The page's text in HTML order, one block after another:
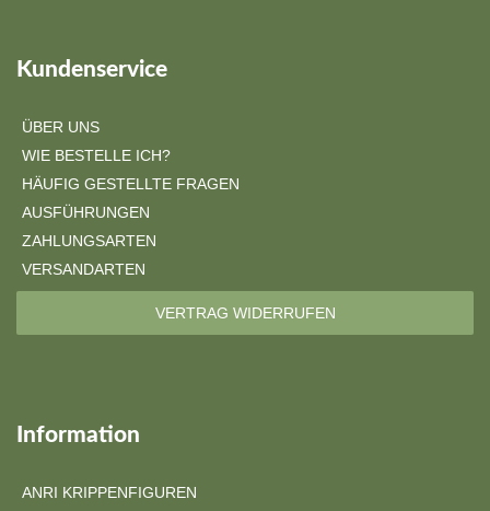
Kundenservice
ÜBER UNS
WIE BESTELLE ICH?
HÄUFIG GESTELLTE FRAGEN
AUSFÜHRUNGEN
ZAHLUNGSARTEN
VERSANDARTEN
VERTRAG WIDERRUFEN
Information
ANRI KRIPPENFIGUREN